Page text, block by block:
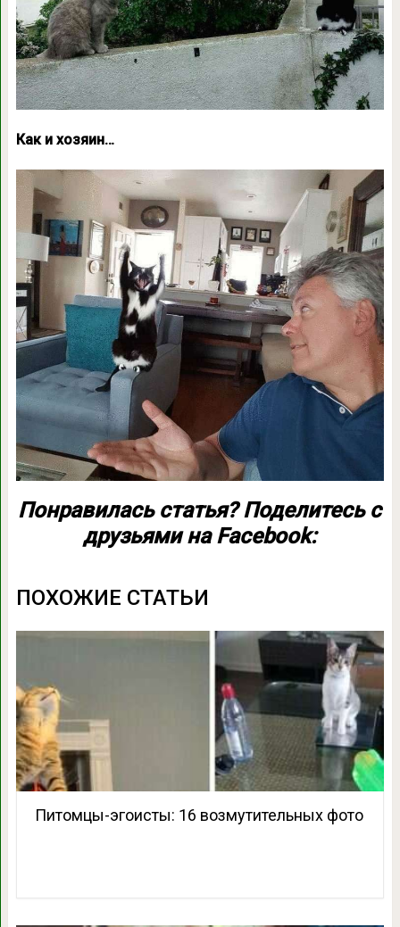
Как и хозяин…
Понравилась статья? Поделитесь с
друзьями на Facebook:
ПОХОЖИЕ СТАТЬИ
Питомцы-эгоисты: 16 возмутительных фото